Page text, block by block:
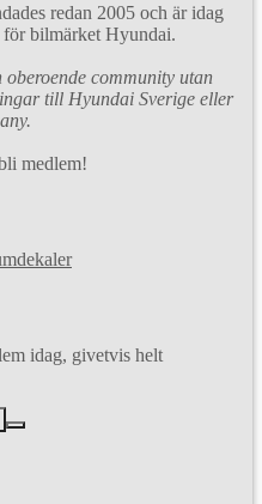
redan 2005 och är idag
för bilmärket Hyundai.
community utan
till Hyundai Sverige eller
medlem!
idag, givetvis helt